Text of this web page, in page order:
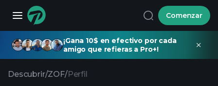
Comenzar
¡Gana 10$ en efectivo por cada
amigo que refieras a Pro+!
Descubrir/ZOF/Perfil